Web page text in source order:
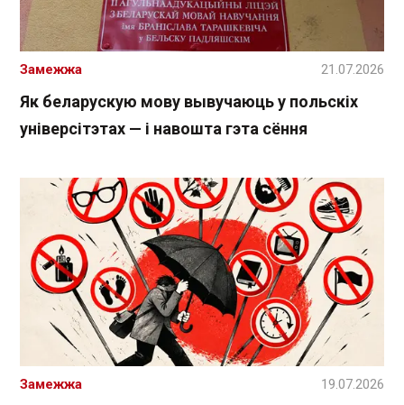
Як беларускую мову вывучаюць у польскіх
універсітэтах — і навошта гэта сёння
Замежжа 21.07.2026
Замежжа 19.07.2026